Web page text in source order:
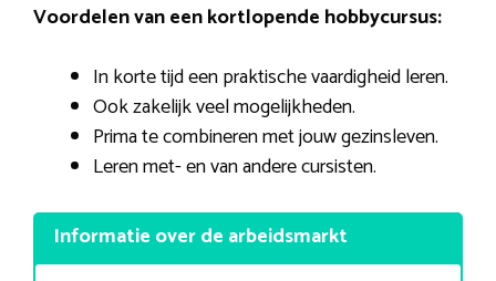
Voordelen van een kortlopende hobbycursus:
In korte tijd een praktische vaardigheid leren.
Ook zakelijk veel mogelijkheden.
Prima te combineren met jouw gezinsleven.
Leren met- en van andere cursisten.
Informatie over de arbeidsmarkt